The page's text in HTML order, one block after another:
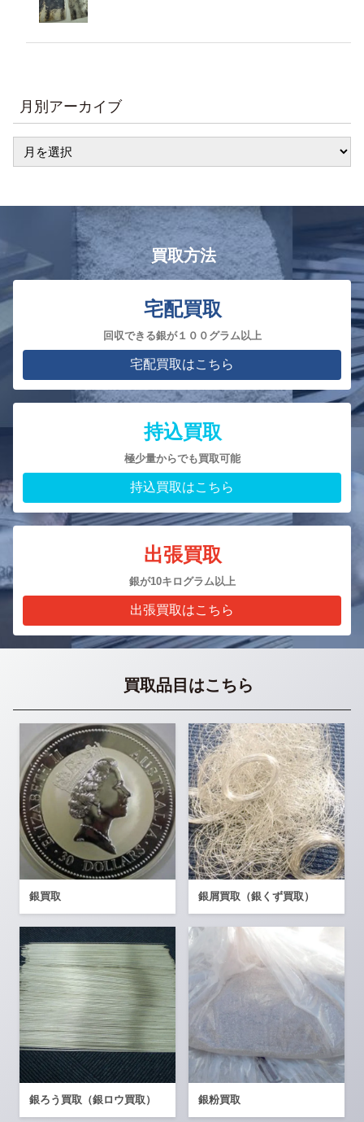
月別アーカイブ
買取方法
宅配買取
回収できる銀が１００グラム以上
宅配買取はこちら
持込買取
極少量からでも買取可能
持込買取はこちら
出張買取
銀が10キログラム以上
出張買取はこちら
買取品目はこちら
銀買取 銀屑買取（銀くず買取）
銀ろう買取（銀ロウ買取） 銀粉買取